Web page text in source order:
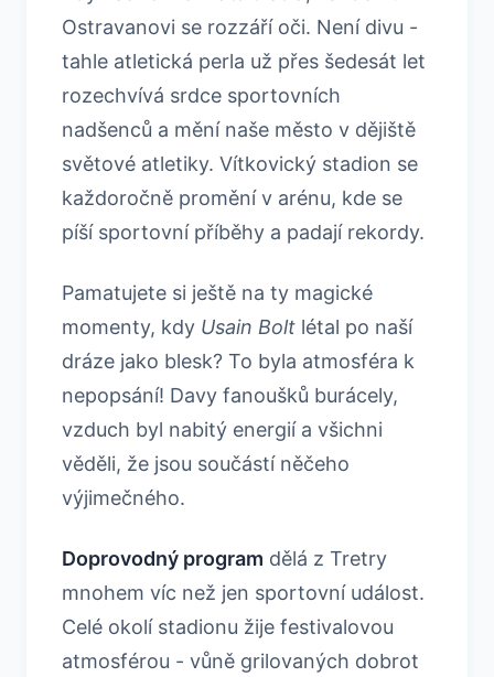
Ostravanovi se rozzáří oči. Není divu -
tahle atletická perla už přes šedesát let
rozechvívá srdce sportovních
nadšenců a mění naše město v dějiště
světové atletiky. Vítkovický stadion se
každoročně promění v arénu, kde se
píší sportovní příběhy a padají rekordy.
Pamatujete si ještě na ty magické
momenty, kdy Usain Bolt létal po naší
dráze jako blesk? To byla atmosféra k
nepopsání! Davy fanoušků burácely,
vzduch byl nabitý energií a všichni
věděli, že jsou součástí něčeho
výjimečného.
Doprovodný program dělá z Tretry
mnohem víc než jen sportovní událost.
Celé okolí stadionu žije festivalovou
atmosférou - vůně grilovaných dobrot